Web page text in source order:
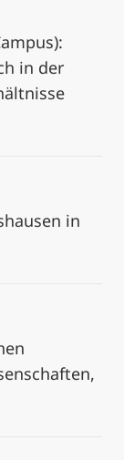
in der
in